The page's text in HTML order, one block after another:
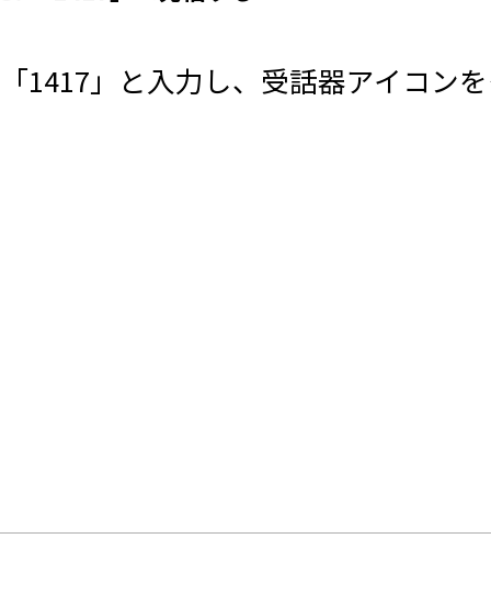
「1417」と入力し、受話器アイコン